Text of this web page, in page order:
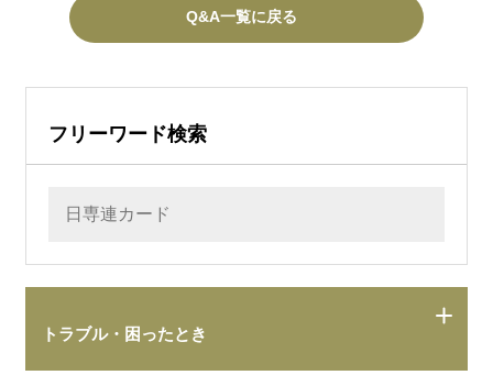
Q&A一覧に戻る
フリーワード検索
トラブル・困ったとき